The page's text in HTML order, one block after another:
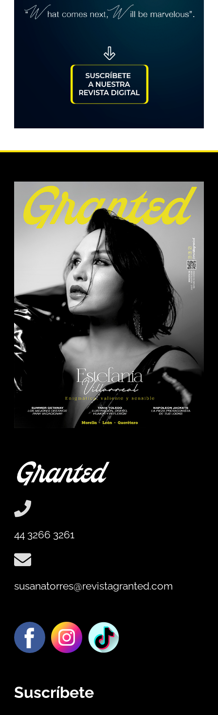
44 3266 3261
susanatorres@revistagranted.com
Suscríbete